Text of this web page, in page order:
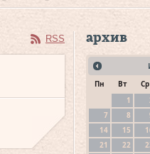
RSS архив
Пн Вт Ср
1
7
8
14
15
21
22